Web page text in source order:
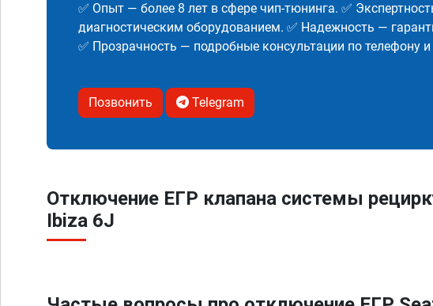
✅ Опыт — более 8 лет в сфере чип-тюнинга. ✅
диагностическим оборудованием. ✅ Надежность —
✅ Прозрачность — подробные консультации по телефону
Позвонить Telegram
Отключение ЕГР клапана системы
Ibiza 6J